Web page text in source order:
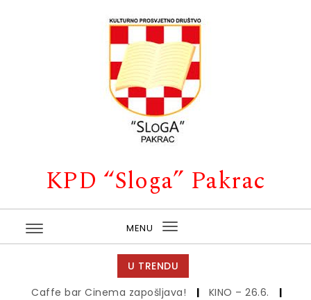
KPD “Sloga” Pakrac
MENU
Toggle
navigation
U TRENDU
Caffe bar Cinema zapošljava!
KINO – 26.6.